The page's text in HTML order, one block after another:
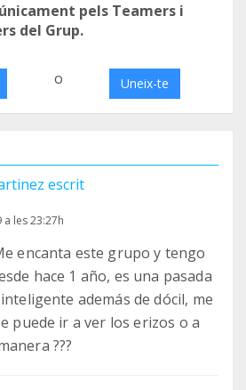
pels Teamers i
del Grup.
o Uneix-te
escrit
les 23:27h
encanta este grupo y tengo
hace 1 año, es una pasada
además de dócil, me
puede ir a ver los erizos o a
???